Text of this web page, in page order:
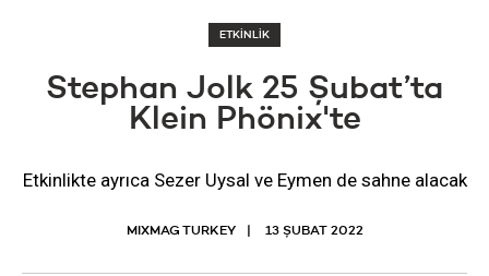
ETKİNLİK
Stephan Jolk 25 Şubat’ta
Klein Phönix'te
Etkinlikte ayrıca Sezer Uysal ve Eymen de sahne alacak
MIXMAG TURKEY 13 ŞUBAT 2022